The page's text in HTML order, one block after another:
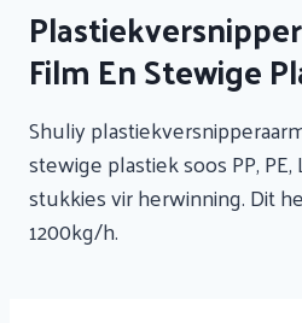
Film En Stewige
Shuliy
stewige plastiek soos PP,
stukkies vir herwinning. Dit
1200kg/h.